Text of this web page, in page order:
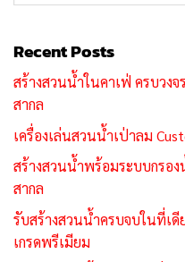
Recent Posts
สร้างสวนน้ำในคาเฟ่ ครบวง
สากล
เครื่องเล่นสวนน้ำเป่าลม
สร้างสวนน้ำพร้อมระบบกรอง
สากล
รับสร้างสวนน้ำครบจบในที่เดี
เกรดพรีเมียม